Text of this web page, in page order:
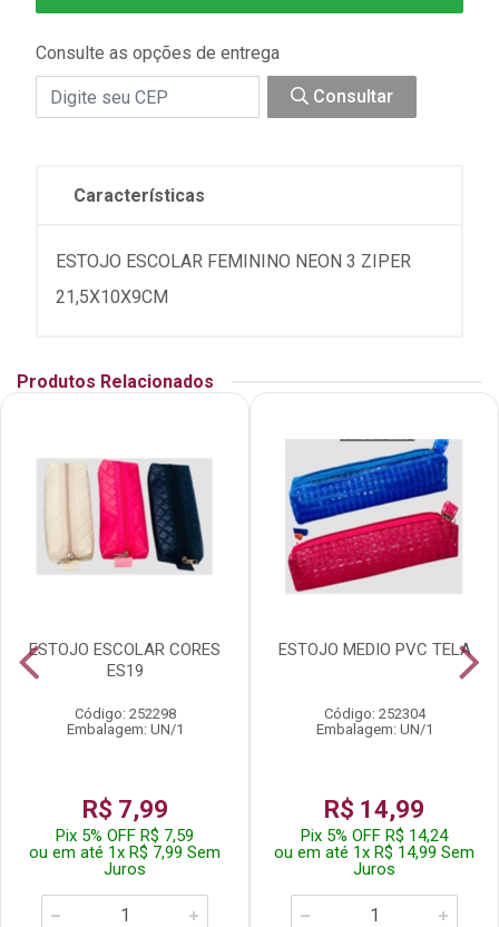
Consulte as opções de entrega
Consultar
Características
ESTOJO ESCOLAR FEMININO NEON 3 ZIPER
21,5X10X9CM
Produtos Relacionados
ESTOJO ESCOLAR CORES
ES19
Código: 252298
Embalagem: UN/1
R$ 7,99
Pix 5% OFF R$ 7,59
ou em até 1x R$ 7,99 Sem
Juros
ESTOJO MEDIO PVC TELA
Código: 252304
Embalagem: UN/1
R$ 14,99
Pix 5% OFF R$ 14,24
ou em até 1x R$ 14,99 Sem
Juros